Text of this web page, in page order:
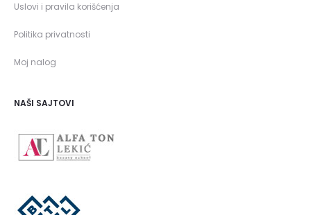
Uslovi i pravila korišćenja
Politika privatnosti
Moj nalog
NAŠI SAJTOVI